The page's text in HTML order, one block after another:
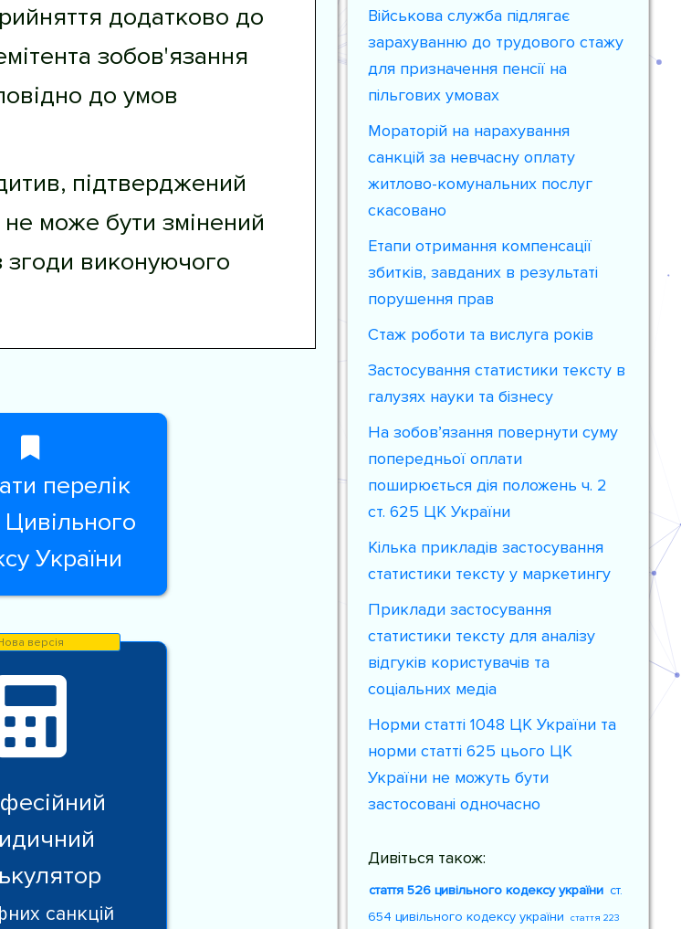
додатково до
зобов'язання
до умов
підтверджений
може бути змінений
виконуючого
перелік
Цивільного
України
санкцій
Військова служба підлягає
зарахуванню до трудового стажу
для призначення пенсії на
пільгових умовах
Мораторій на нарахування
санкцій за невчасну оплату
житлово-комунальних послуг
скасовано
Етапи отримання компенсації
збитків, завданих в результаті
порушення прав
Стаж роботи та вислуга років
Застосування статистики тексту в
галузях науки та бізнесу
На зобов’язання повернути суму
попередньої оплати
поширюється дія положень ч. 2
ст. 625 ЦК України
Кілька прикладів застосування
статистики тексту у маркетингу
Приклади застосування
статистики тексту для аналізу
відгуків користувачів та
соціальних медіа
Норми статті 1048 ЦК України та
норми статті 625 цього ЦК
України не можуть бути
застосовані одночасно
Дивіться також:
стаття 526 цивільного кодексу україни ст.
654 цивільного кодексу україни
стаття 223